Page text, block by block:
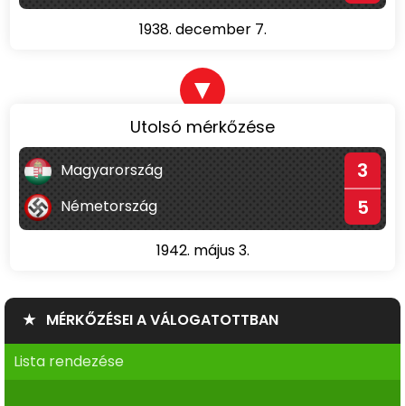
1938. december 7.
▼
Utolsó mérkőzése
Magyarország 3
Németország 5
1942. május 3.
★ MÉRKŐZÉSEI A VÁLOGATOTTBAN
Lista rendezése